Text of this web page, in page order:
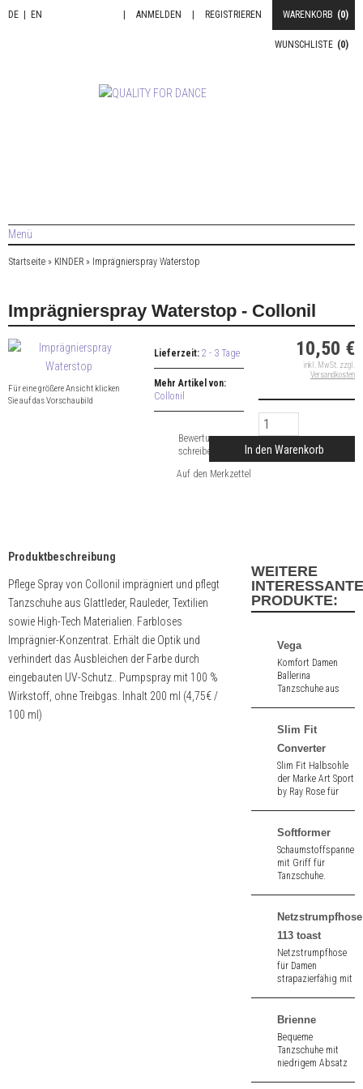
DE EN WARENKORB (0)
REGISTRIEREN
ANMELDEN
WUNSCHLISTE (0)
Menü
Startseite » KINDER » Imprägnierspray Waterstop
Imprägnierspray Waterstop - Collonil
Für eine größere Ansicht klicken
Sie auf das Vorschaubild
Lieferzeit: 2 - 3 Tage
Mehr Artikel von:
Collonil
Bewertung
schreiben
10,50 €
inkl. MwSt. zzgl.
Versandkosten
In den Warenkorb
Produktbeschreibung
Pflege Spray von Collonil imprägniert und pflegt
Tanzschuhe aus Glattleder, Rauleder, Textilien
sowie High-Tech Materialien. Farbloses
Imprägnier-Konzentrat. Erhält die Optik und
verhindert das Ausbleichen der Farbe durch
eingebauten UV-Schutz.. Pumpspray mit 100 %
Wirkstoff, ohne Treibgas. Inhalt 200 ml (4,75€ /
100 ml)
WEITERE
INTERESSANTE
PRODUKTE:
Vega
Komfort Damen
Ballerina
Tanzschuhe aus
Absatz.
Slim Fit
Converter
Slim Fit Halbsohle
der Marke Art Sport
by Ray Rose für
Softformer
Schaumstoffspanner
mit Griff für
Tanzschuhe.
Netzstrumpfhose
113 toast
Netzstrumpfhose
für Damen
strapazierfähig mit
Brienne
Bequeme
Tanzschuhe mit
niedrigem Absatz